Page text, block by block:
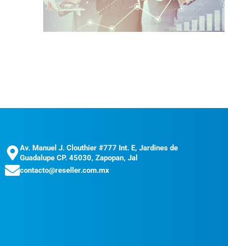
Av. Manuel J. Clouthier #777 Int. E, Jardines de
Guadalupe CP. 45030, Zapopan, Jal
contacto@reseller.com.mx